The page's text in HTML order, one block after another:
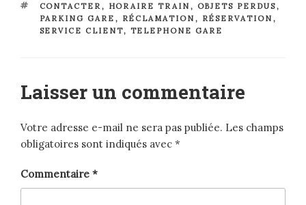
ÉTIQUETTES
CONTACTER, HORAIRE TRAIN , OBJETS PERDUS,
PARKING GARE , RÉCLAMATION , RÉSERVATION ,
SERVICE CLIENT, TELEPHONE GARE
Laisser un commentaire
Votre adresse e-mail ne sera pas publiée. Les champs
obligatoires sont indiqués avec *
Commentaire *